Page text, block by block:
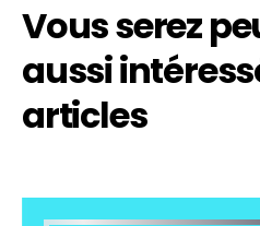
Vous serez
aussi
articles